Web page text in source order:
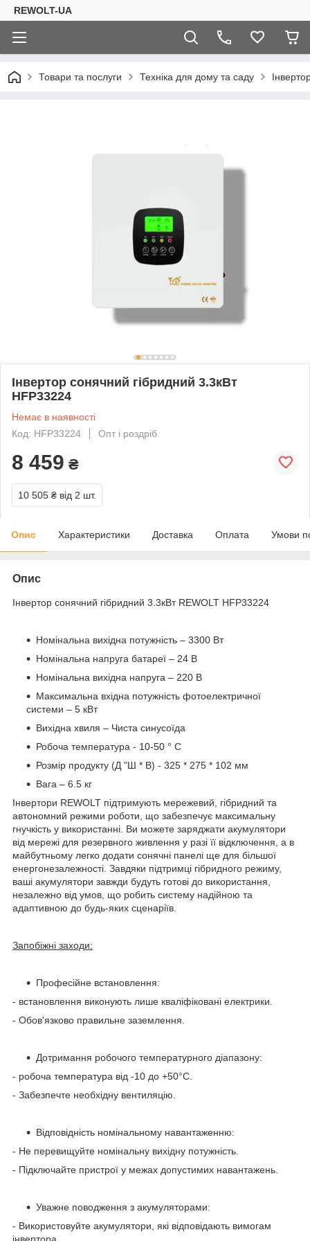
REWOLT-UA
Товари та послуги Техніка для дому та саду
Інвертор сонячний гібридний 3.3кВт
HFP33224
Немає в наявності
Код: HFP33224
Опт і роздріб
8 459 ₴
10 505 ₴ від 2 шт.
Опис Характеристики Доставка Оплата Умови
Опис
Інвертор сонячний гібридний 3.3кВт REWOLT HFP33224
Номінальна вихідна потужність – 3300 Вт
Номінальна напруга батареї – 24 В
Номінальна вихідна напруга – 220 В
Максимальна вхідна потужність фотоелектричної
системи – 5 кВт
Вихідна хвиля – Чиста синусоїда
Робоча температура - 10-50 ° C
Розмір продукту (Д "Ш * В) - 325 * 275 * 102 мм
Вага – 6.5 кг
Інвертори REWOLT підтримують мережевий, гібридний та
автономний режими роботи, що забезпечує максимальну
гнучкість у використанні. Ви можете заряджати акумулятори
від мережі для резервного живлення у разі її відключення, а в
майбутньому легко додати сонячні панелі ще для більшої
енергонезалежності. Завдяки підтримці гібридного режиму,
ваші акумулятори завжди будуть готові до використання,
незалежно від умов, що робить систему надійною та
адаптивною до будь-яких сценаріїв.
Запобіжні заходи:
Професійне встановлення:
- встановлення виконують лише кваліфіковані електрики.
- Обов'язково правильне заземлення.
Дотримання робочого температурного діапазону:
- робоча температура від -10 до +50°C.
- Забезпечте необхідну вентиляцію.
Відповідність номінальному навантаженню:
- Не перевищуйте номінальну вихідну потужність.
- Підключайте пристрої у межах допустимих навантажень.
Уважне поводження з акумуляторами:
- Використовуйте акумулятори, які відповідають вимогам
інвертора.